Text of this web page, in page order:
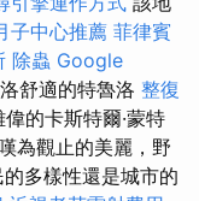
子中心推薦 菲律賓
除蟲 Google
舒適的特魯洛 整復
的卡斯特爾·蒙特
為觀止的美麗，野
多樣性還是城市的